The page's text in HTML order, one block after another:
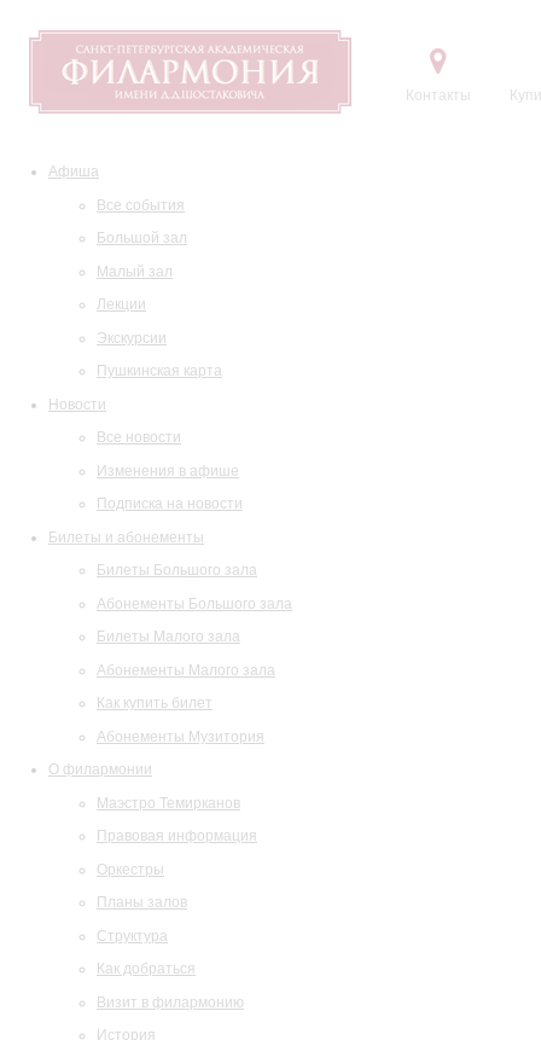
Контакты
Афиша
Все события
Большой зал
Малый зал
Лекции
Экскурсии
Пушкинская карта
Новости
Все новости
Изменения в афише
Подписка на новости
Билеты и абонементы
Билеты Большого зала
Абонементы Большого зала
Билеты Малого зала
Абонементы Малого зала
Как купить билет
Абонементы Музитория
О филармонии
Маэстро Темирканов
Правовая информация
Оркестры
Планы залов
Структура
Как добраться
Визит в филармонию
История